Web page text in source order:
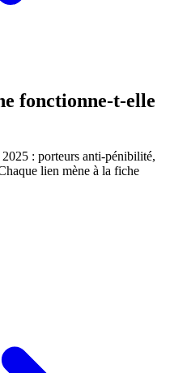
fonctionne-t-elle
: porteurs anti-pénibilité,
lien mène à la fiche